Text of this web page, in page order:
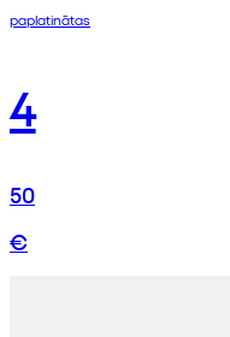
paplatinātas
4
50
€